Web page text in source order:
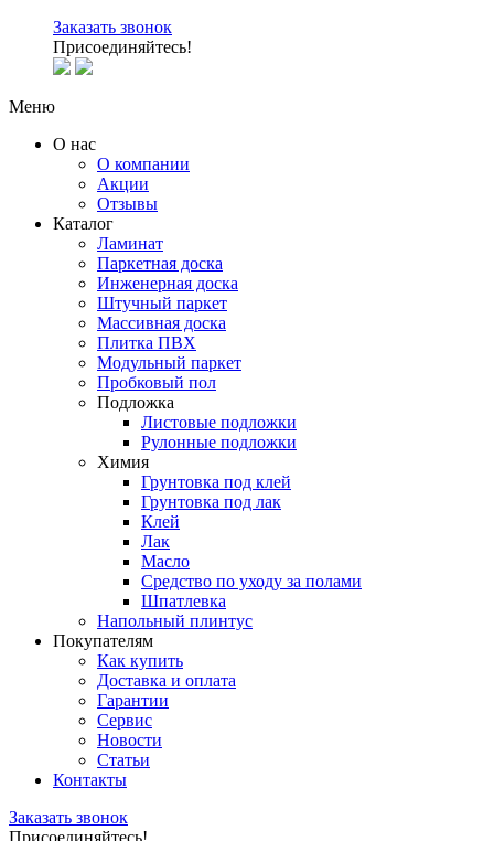
Заказать звонок
Присоединяйтесь!
Меню
О нас
О компании
Акции
Отзывы
Каталог
Ламинат
Паркетная доска
Инженерная доска
Штучный паркет
Массивная доска
Плитка ПВХ
Модульный паркет
Пробковый пол
Подложка
Листовые подложки
Рулонные подложки
Химия
Грунтовка под клей
Грунтовка под лак
Клей
Лак
Масло
Средство по уходу за полами
Шпатлевка
Напольный плинтус
Покупателям
Как купить
Доставка и оплата
Гарантии
Сервис
Новости
Статьи
Контакты
Заказать звонок
Присоединяйтесь!